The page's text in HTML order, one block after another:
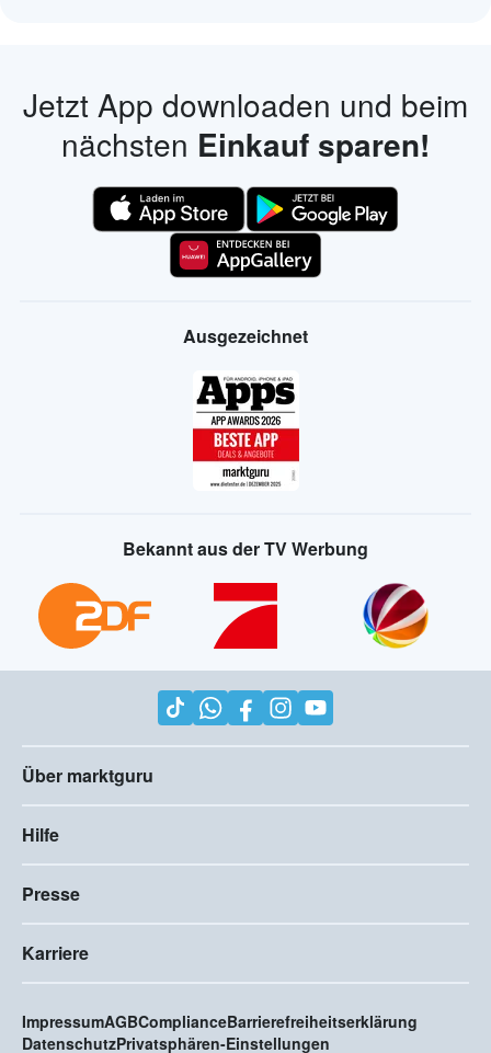
Jetzt App downloaden und beim
nächsten Einkauf sparen!
Ausgezeichnet
Bekannt aus der TV Werbung
Über marktguru
Hilfe
Presse
Karriere
ImpressumAGBComplianceBarrierefreiheitserklärung
DatenschutzPrivatsphären-Einstellungen